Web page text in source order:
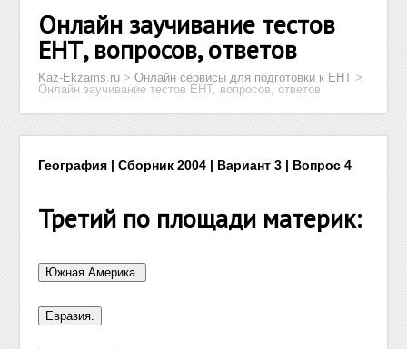
Онлайн заучивание тестов
ЕНТ, вопросов, ответов
Kaz-Ekzams.ru >Онлайн сервисы для подготовки к ЕНТ >
Онлайн заучивание тестов ЕНТ, вопросов, ответов
География | Сборник 2004 | Вариант 3 | Вопрос 4
Третий по площади материк: